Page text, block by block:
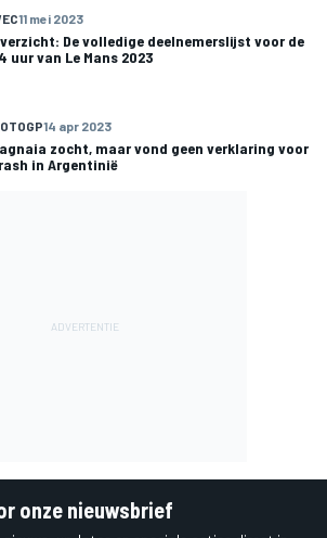
11 mei 2023
De volledige deelnemerslijst voor de
uur van Le Mans 2023
14 apr 2023
zocht, maar vond geen verklaring voor
in Argentinië
onze nieuwsbrief